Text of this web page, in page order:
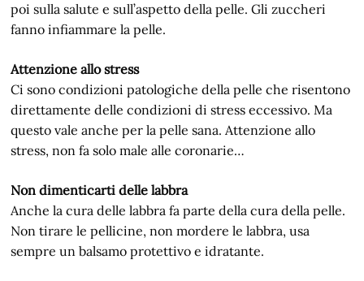
poi sulla salute e sull’aspetto della pelle. Gli zuccheri
fanno infiammare la pelle.
Attenzione allo stress
Ci sono condizioni patologiche della pelle che risentono
direttamente delle condizioni di stress eccessivo. Ma
questo vale anche per la pelle sana. Attenzione allo
stress, non fa solo male alle coronarie…
Non dimenticarti delle labbra
Anche la cura delle labbra fa parte della cura della pelle.
Non tirare le pellicine, non mordere le labbra, usa
sempre un balsamo protettivo e idratante.